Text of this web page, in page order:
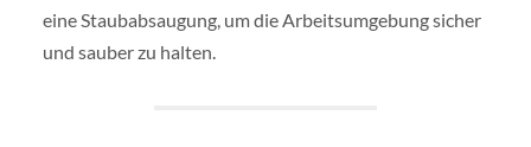
eine Staubabsaugung, um die Arbeitsumgebung sicher
und sauber zu halten.